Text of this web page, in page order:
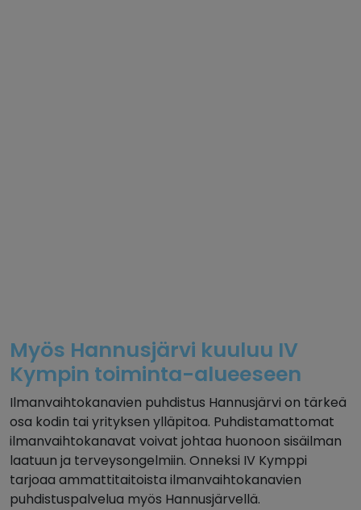
Myös Hannusjärvi kuuluu IV
Kympin toiminta-alueeseen
Ilmanvaihtokanavien puhdistus Hannusjärvi on tärkeä
osa kodin tai yrityksen ylläpitoa. Puhdistamattomat
ilmanvaihtokanavat voivat johtaa huonoon sisäilman
laatuun ja terveysongelmiin. Onneksi IV Kymppi
tarjoaa ammattitaitoista ilmanvaihtokanavien
puhdistuspalvelua myös Hannusjärvellä.